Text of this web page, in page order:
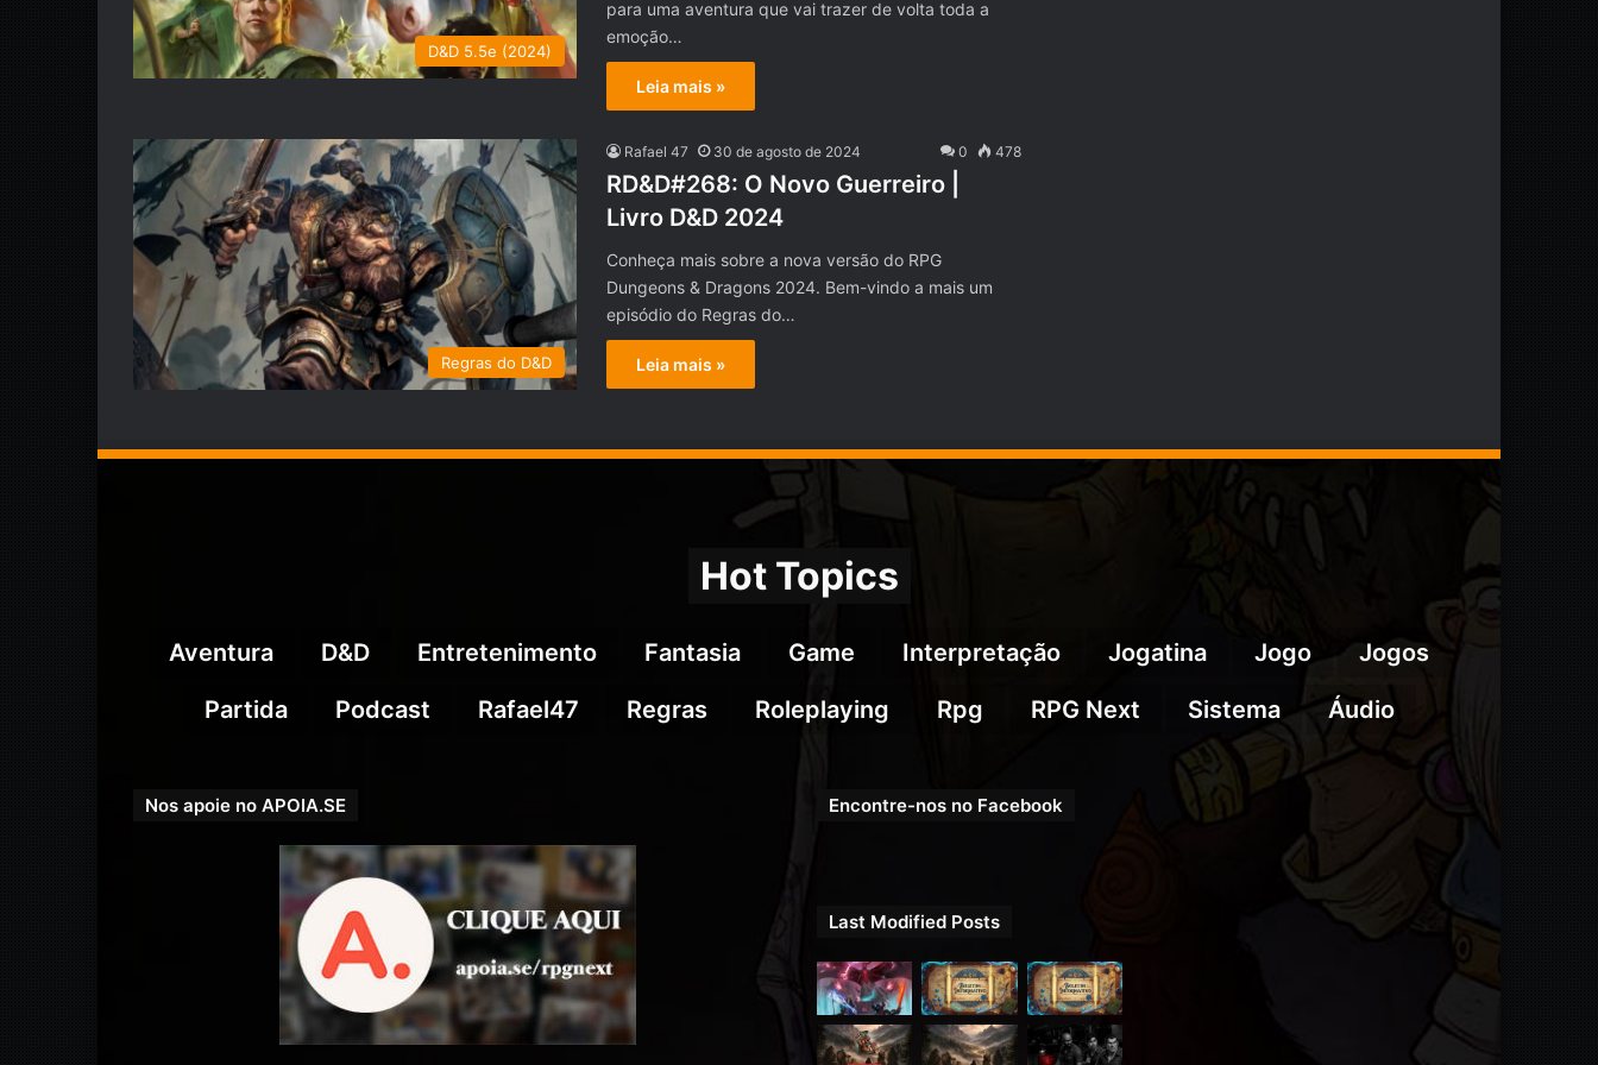
D&D 5.5e (2024)
para uma aventura que vai trazer de volta toda a
emoção…
Leia mais »
Regras do D&D
Rafael 47 30 de agosto de 2024 0 478
RD&D#268: O Novo Guerreiro |
Livro D&D 2024
Conheça mais sobre a nova versão do RPG
Dungeons & Dragons 2024. Bem-vindo a mais um
episódio do Regras do…
Leia mais »
Hot Topics
Aventura D&D Entretenimento Fantasia Game Interpretação Jogatina Jogo
Jogos
Partida
Podcast Rafael47 Regras Roleplaying Rpg RPG Next Sistema Áudio
Nos apoie no APOIA.SE Encontre-nos no Facebook
Last Modified Posts